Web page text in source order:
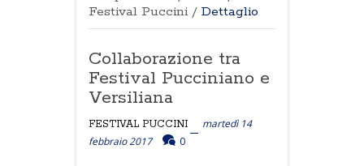
Festival Puccini / Dettaglio
Collaborazione tra
Festival Pucciniano e
Versiliana
FESTIVAL PUCCINI
martedì 14
febbraio 2017
0